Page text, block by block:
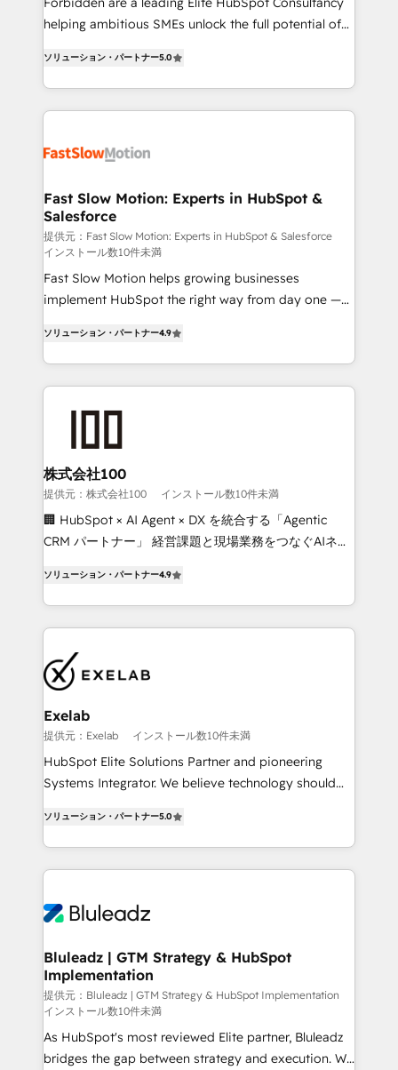
: migration sécurisée, implémentation Marketing +
Sales + Service Hub, synchronisation ERP ↔
Implementation, Data Migration & Custom
Integration. 📩 Parlons de votre projet →
helping ambitious SMEs unlock the full potential of
but never see the ROI they expected due to poor
adoption, messy data, and disconnected teams
getting in the way. That’s where we come in. We
design, implement, and optimise HubSpot so it
services include: - Choosing the right HubSpot
package for your business - Full CRM, Marketing, and
Sales Hub implementations - Custom dashboards
and reporting - Workflow automation and data
clean-up - Sales enablement and team training -
Ongoing optimisation and RevOps support Based in
engine it’s meant to be.
ソリューション・パートナー5.0
Fast Slow Motion: Experts in HubSpot &
Salesforce
提供元：Fast Slow Motion: Experts in HubSpot & Salesforce
インストール数10件未満
Fast Slow Motion helps growing businesses
implement HubSpot the right way from day one —
Highly certified in both HubSpot and Salesforce, we
bring deep experience in CRM implementation,
integrations, and data migration across modern
combines strong technical execution with real
business perspective. Many of our consultants have
scaled businesses themselves, giving us a practical
understanding of what owners and operators need
as their systems, data, and processes evolve. Since
range of industries, including healthcare, software,
B2B services, manufacturing, financial services and
on delivering clean, scalable, AI-ready systems that
create long-term value and a consistently strong
ソリューション・パートナー4.9
株式会社100
提供元：株式会社100 インストール数10件未満
🏢 HubSpot × AI Agent × DX を統合する「Agentic
CRM パートナー」 経営課題と現場業務をつなぐAIネイ
力で顧客フロント業務を再設計します。 💡 100inc は何
をする会社か？ HubSpotを共通基盤に、AIエージェン
トを組み込んだ顧客フロント業務（マーケティング・営
ィブ・エージェンシーです。事業部・グループ会社・部
門が分立する組織で、データと業務プロセスのサイロ化
を、CRMを軸とした全社共通基盤に再構築します。意
思決定者・PMO・現場担当者に並走します。 1️⃣
HubSpot導入・活用支援 顧客データの一元化から、
GTMの見える化・自動化まで。全Hub統合運用、デー
2️⃣ AIエージェント組織構築 営業・マーケティング業務
の一部をAIが自律実行する組織への移行を設計・実装。
DX × AI推進のPMO伴走支援 複数部門をまたぐDX×AI変
革を、構想から実装・定着までPMOとして主導。「設
の統合・浸透・変革管理を実行します。 ▸ CMS戦略設
計・構築：リード獲得・CVR・SEOを前提にした情報設
計・導線設計・テンプレート設計をContent Hubで一体
提供。 ▸ 既存CRM・MAからの移行支援：Salesforce・
Marketo・Pardot等からの移行、カスタム設計、履歴
ソリューション・パートナー4.9
Exelab
提供元：Exelab インストール数10件未満
HubSpot Elite Solutions Partner and pioneering
Systems Integrator. We believe technology should
Every engagement begins with clear objectives,
customer journey mapping, and measurable KPIs.
Only then we architect solutions. The question is
outcomes to deliver. -SYSTEM INTEGRATION-
make HubSpot the operational hub, integrated with
SAP, Microsoft Dynamics, custom ERPs, and any
enterprise platform. Proprietary apps extend
HubSpot beyond standard configurations. -AI-
FIRST- AI across customer-facing operations to
accelerate decisions, streamline processes, and
ソリューション・パートナー5.0
Bluleadz | GTM Strategy & HubSpot
Implementation
提供元：Bluleadz | GTM Strategy & HubSpot Implementation
インストール数10件未満
As HubSpot's most reviewed Elite partner, Bluleadz
bridges the gap between strategy and execution. We